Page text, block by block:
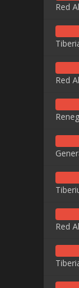
Red
Red
Red